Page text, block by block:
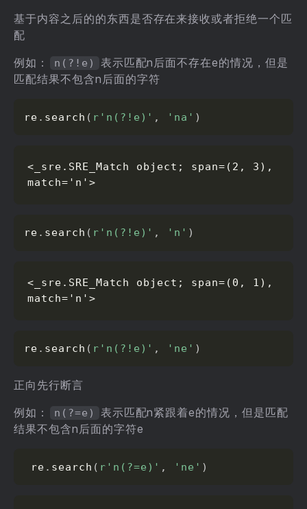
基于内容之后的的东西是否存在来接收或者拒绝一个匹
配
例如： n(?!e)
表示匹配n后面不存在e的情况，但是
匹配结果不包含n后面的字符
re . search ( r'n(?!e)' , 'na' )
<_sre.SRE_Match object; span=(2, 3),
match='n'>
re . search ( r'n(?!e)' , 'n' )
<_sre.SRE_Match object; span=(0, 1),
match='n'>
re . search ( r'n(?!e)' , 'ne' )
正向先行断言
例如： n(?=e)
表示匹配n紧跟着e的情况，但是匹配
结果不包含n后面的字符e
re . search ( r'n(?=e)' , 'ne' )